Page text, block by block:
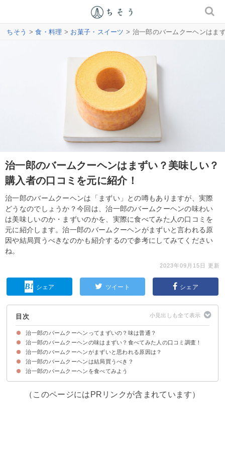
ちそう >食・料理 > お菓子・スイーツ > 治一郎のバームクーヘンはま
治一郎のバームクーヘンはまずい？美味しい？
購入者の口コミを元に紹介！
治一郎のバームクーヘンは「まずい」との噂もありますが、実際
どうなのでしょうか？今回は、治一郎のバームクーヘンの味わい
は美味しいのか・まずいのかを、実際に食べてみた人の口コミを
元に紹介します。治一郎のバームクーヘンがまずいと言われる原
因や結局買うべきなのかも紹介するので参考にしてみてください
ね。
2023年09月15日 更新
シェア ツイート シェア
目次
治一郎のバームクーヘンってまずいの？味は普通？
治一郎のバームクーヘンの特徴
治一郎のバームクーヘンの受賞歴
治一郎のバームクーヘンの味はまずい？食べてみた人の口コミ調査！
治一郎のバームクーヘンをまずいと感じる人の口コミ
治一郎のバームクーヘンを普通・それほどではないと感じた人の口コミ
治一郎のバームクーヘンを美味しいと感じる人の口コミ
治一郎のバームクーヘンがまずいと思われる原因は？
①期待値が上がりすぎていた
②好みは人それぞれ
治一郎のバームクーヘンは結局買うべき？
治一郎のバームクーヘンは値段が高めなので余裕がある人は買おう
治一郎のバームクーヘンを食べてみよう
（このページにはPRリンクが含まれています）